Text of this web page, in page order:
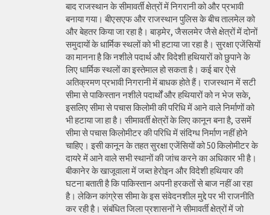
बाद राजस्थान के सीमावर्ती क्षेत्रों में निगरानी को और प्रभावी
बनाया गया। बीएसएफ और राजस्थान पुलिस के बीच तालमेल को
और बेहतर किया जा रहा है। बाड़मेर, जैसलमेर जैसे क्षेत्रों में दोनों
समुदायों के धार्मिक स्थलों को भी हटाया जा रहा है। सुरक्षा एजेंसियों
का मानना है कि नशीले पदार्थ और विदेशी हथियारों को छुपाने के
लिए धार्मिक स्थलों का इस्तेमाल हो सकता है। कई बार ऐसे
अतिक्रमण प्रभावी निगरानी में बाधक होते हैं। राजस्थान में सटी
सीमा से पाकिस्तान नशीले पदार्थों और हथियारों को न भेज सके,
इसलिए सीमा से पचास किलोमी की परिधि में आने वाले निर्माणों को
भी हटाया जा हा है। सीमावर्ती क्षेत्रों के लिए कानून बना है, उसमें
सीमा से पचास किलोमीटर की परिधि में संदिग्ध निर्माण नहीं होने
चाहिए। इसी कानून के तहत सुरक्षा एजेंसियों को 50 किलोमीटर के
दायरे में आने वाले सभी स्थानों की जांच करने का अधिकार भी है।
बीकानेर के खाजूवाला में जब्त हेरोइन और विदेशी हथियार की
घटना बताती है कि पाकिस्तान अपनी हरकतों से बाज नहीं आ रहा
है। लेकिन कांग्रेस सीमा के इस संवेदनशील मुद्दे पर भी राजनीति
कर रही है। संबंधित जिला प्रशासनों ने सीमावर्ती क्षेत्रों में जो